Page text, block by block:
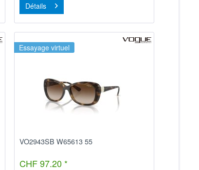
Détails
Essayage virtuel
VO2943SB W65613 55
CHF 97.20 *